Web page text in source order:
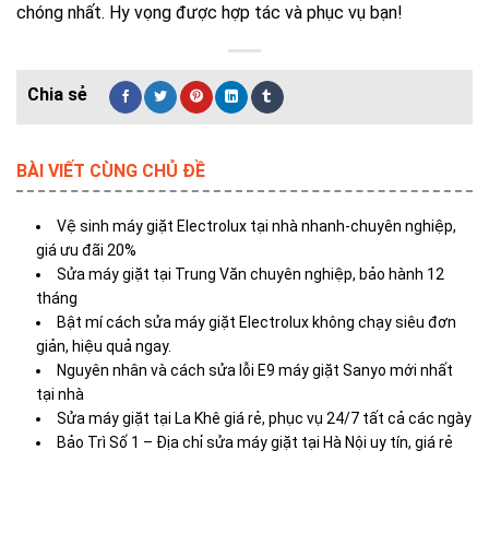
chóng nhất. Hy vọng được hợp tác và phục vụ bạn!
BÀI VIẾT CÙNG CHỦ ĐỀ
Vệ sinh máy giặt Electrolux tại nhà nhanh-chuyên nghiệp,
giá ưu đãi 20%
Sửa máy giặt tại Trung Văn chuyên nghiệp, bảo hành 12
tháng
Bật mí cách sửa máy giặt Electrolux không chạy siêu đơn
giản, hiệu quả ngay.
Nguyên nhân và cách sửa lỗi E9 máy giặt Sanyo mới nhất
tại nhà
Sửa máy giặt tại La Khê giá rẻ, phục vụ 24/7 tất cả các ngày
Bảo Trì Số 1 – Địa chỉ sửa máy giặt tại Hà Nội uy tín, giá rẻ